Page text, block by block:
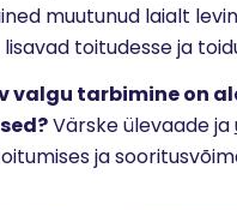
muutunud laialt
toitudesse ja
valgu tarbimine on
Värske ülevaade ja
ja